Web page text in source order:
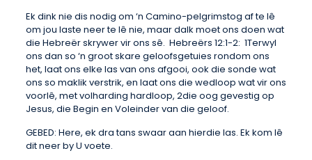
Ek dink nie dis nodig om ‘n Camino-pelgrimstog af te lê
om jou laste neer te lê nie, maar dalk moet ons doen wat
die Hebreër skrywer vir ons sê. Hebreërs 12:1-2: 1Terwyl
ons dan so ‘n groot skare geloofsgetuies rondom ons
het, laat ons elke las van ons afgooi, ook die sonde wat
ons so maklik verstrik, en laat ons die wedloop wat vir ons
voorlê, met volharding hardloop, 2die oog gevestig op
Jesus, die Begin en Voleinder van die geloof.
GEBED: Here, ek dra tans swaar aan hierdie las. Ek kom lê
dit neer by U voete.